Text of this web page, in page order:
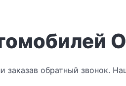
заказав обратный звонок.